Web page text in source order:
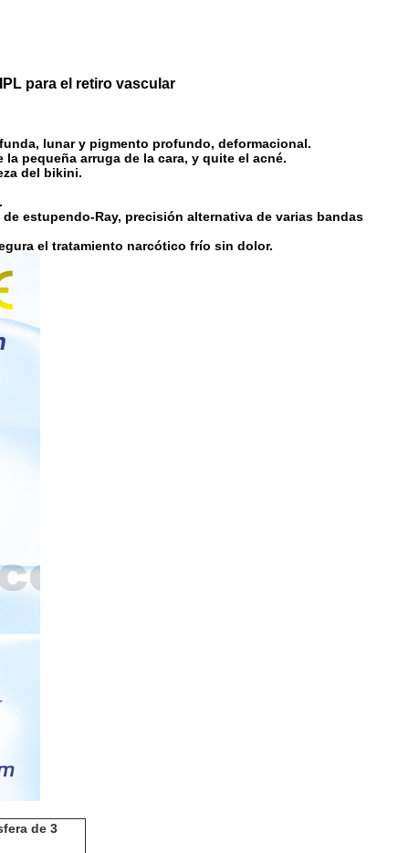
para el retiro vascular
lunar y pigmento profundo, deformacional.
pequeña arruga de la cara, y quite el acné.
del bikini.
estupendo-Ray, precisión alternativa de varias bandas
el tratamiento narcótico frío sin dolor.
de 3